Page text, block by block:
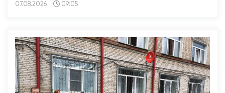
07.08.2026 09:05